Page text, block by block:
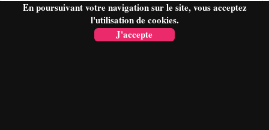
En poursuivant votre navigation sur le site, vous acceptez
l'utilisation de cookies.
J'accepte